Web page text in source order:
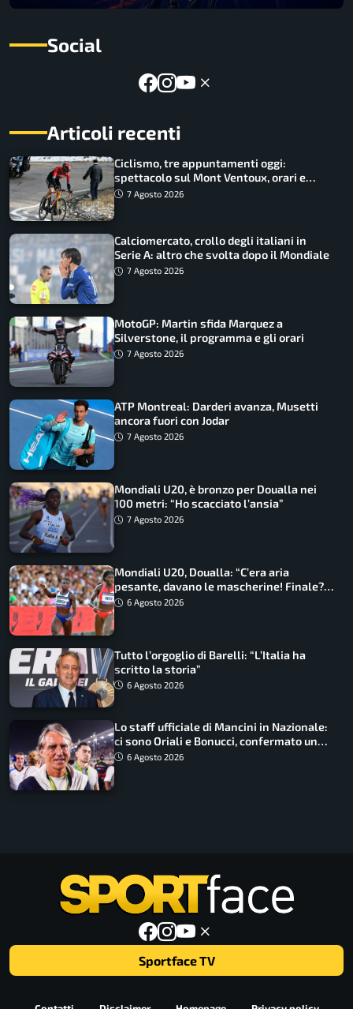
Social
Articoli recenti
Ciclismo, tre appuntamenti oggi:
spettacolo sul Mont Ventoux, orari e
come vederli
7 Agosto 2026
Calciomercato, crollo degli italiani in
Serie A: altro che svolta dopo il Mondiale
7 Agosto 2026
MotoGP: Martin sfida Marquez a
Silverstone, il programma e gli orari
7 Agosto 2026
ATP Montreal: Darderi avanza, Musetti
ancora fuori con Jodar
7 Agosto 2026
Mondiali U20, è bronzo per Doualla nei
100 metri: “Ho scacciato l’ansia”
7 Agosto 2026
Mondiali U20, Doualla: “C’era aria
pesante, davano le mascherine! Finale?
Non ho nulla da perdere”
6 Agosto 2026
Tutto l’orgoglio di Barelli: “L’Italia ha
scritto la storia”
6 Agosto 2026
Lo staff ufficiale di Mancini in Nazionale:
ci sono Oriali e Bonucci, confermato un
ritorno
6 Agosto 2026
Sportface TV